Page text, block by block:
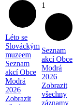
Léto se
Slováckým
muzeem
Seznam
akcí Obce
Modrá
2026
Zobrazit
1
Seznam
akcí Obce
Modrá
2026
Zobrazit
všechny
záznamy